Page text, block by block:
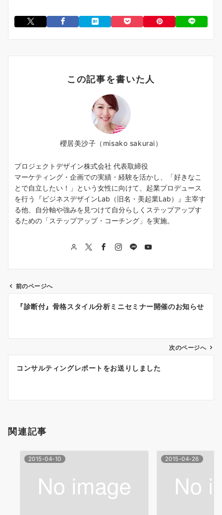
この記事を書いた人
櫻居美沙子（misako sakurai）
プロジェクトデザイン株式会社 代表取締役
マーケティング・企画での実績・経験を活かし、「好きなこ
とで自立したい！」という女性に向けて、起業プロデュース
を行う『ビジネスデザインLab（旧名・美起業Lab）』主宰す
る他、自分軸や強みを見つけて自分らしくステップアップす
るための「ステップアップ・コーチング」を実施。
ナ
ビ
ゲ
シ
ン
前のページへ
『診断付』骨格スタイル分析ミニセミナー開催のお知らせ
次のページへ
コンサルティングレポートをお送りしました
関連記事
2015-04-10 2015-04-26